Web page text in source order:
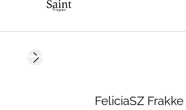
Next slide
FeliciaSZ Frakke